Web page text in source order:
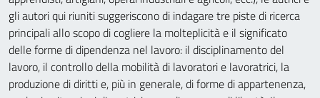
gli autori qui riuniti suggeriscono di indagare tre piste di ricerca
principali allo scopo di cogliere la molteplicità e il significato
delle forme di dipendenza nel lavoro: il disciplinamento del
lavoro, il controllo della mobilità di lavoratori e lavoratrici, la
produzione di diritti e, più in generale, di forme di appartenenza,